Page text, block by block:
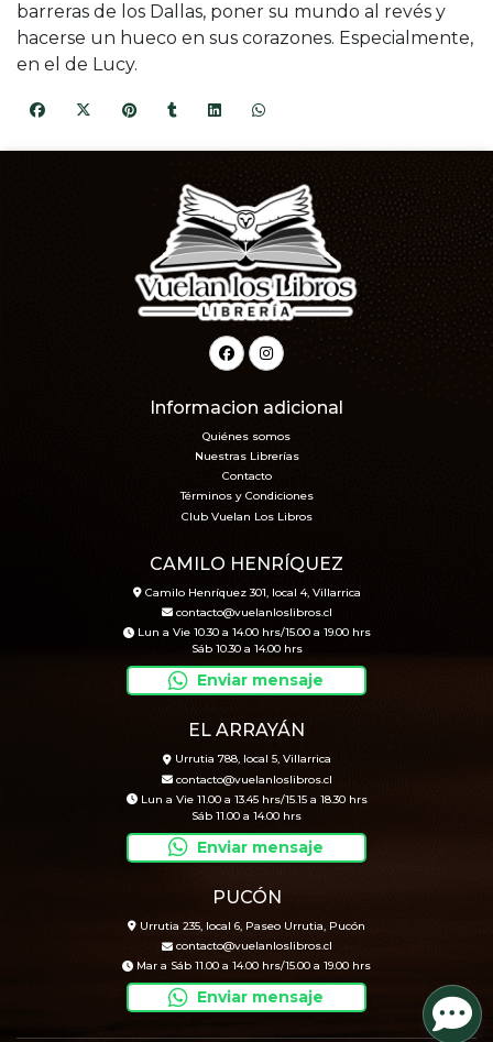
barreras de los Dallas, poner su mundo al revés y
hacerse un hueco en sus corazones. Especialmente,
en el de Lucy.
Informacion adicional
Quiénes somos
Nuestras Librerías
Contacto
Términos y Condiciones
Club Vuelan Los Libros
CAMILO HENRÍQUEZ
Camilo Henríquez 301, local 4, Villarrica
contacto@vuelanloslibros.cl
Lun a Vie 10.30 a 14.00 hrs/15.00 a 19.00 hrs
Sáb 10.30 a 14.00 hrs
Enviar mensaje
EL ARRAYÁN
Urrutia 788, local 5, Villarrica
contacto@vuelanloslibros.cl
Lun a Vie 11.00 a 13.45 hrs/15.15 a 18.30 hrs
Sáb 11.00 a 14.00 hrs
Enviar mensaje
PUCÓN
Urrutia 235, local 6, Paseo Urrutia, Pucón
contacto@vuelanloslibros.cl
Mar a Sáb 11.00 a 14.00 hrs/15.00 a 19.00 hrs
Enviar mensaje